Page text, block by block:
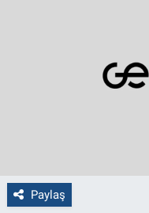
Paylaş
Genel